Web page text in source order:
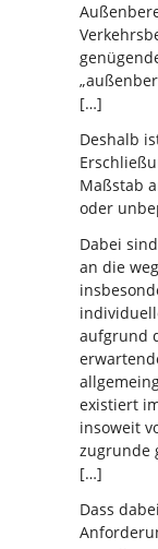
[…]
Deshalb
Maßstab
oder
Dabei
an die
aufgrund
existiert
insoweit
zugrunde
[…]
Dass